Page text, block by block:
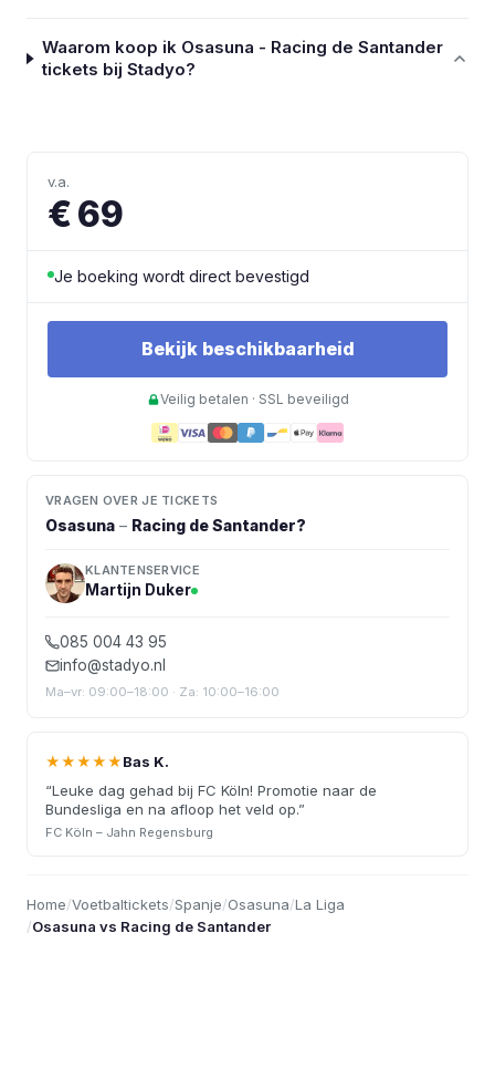
Waarom koop ik Osasuna - Racing de Santander
tickets bij Stadyo?
v.a.
€ 69
Je boeking wordt direct bevestigd
Bekijk beschikbaarheid
Veilig betalen · SSL beveiligd
VRAGEN OVER JE TICKETS
Osasuna – Racing de Santander?
KLANTENSERVICE
Martijn Duker
085 004 43 95
info@stadyo.nl
Ma–vr: 09:00–18:00 · Za: 10:00–16:00
★★★★★Bas K.
“Leuke dag gehad bij FC Köln! Promotie naar de
Bundesliga en na afloop het veld op.”
FC Köln – Jahn Regensburg
Home/Voetbaltickets/Spanje/Osasuna/La Liga
/Osasuna vs Racing de Santander